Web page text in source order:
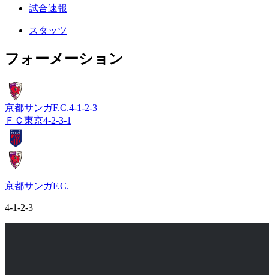
試合速報
スタッツ
フォーメーション
京都サンガF.C.4-1-2-3
ＦＣ東京4-2-3-1
京都サンガF.C.
4-1-2-3